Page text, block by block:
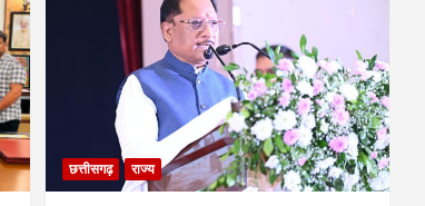
छत्तीसगढ़ राज्य